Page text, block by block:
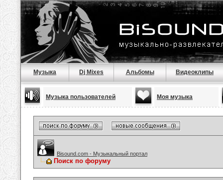
Музыка Dj Mixes Альбомы Видеоклипы
Музыка пользователей Моя музыка
Bisound.com - Музыкальный портал
Поиск по форуму